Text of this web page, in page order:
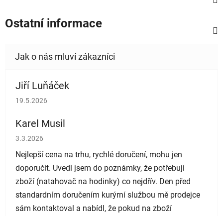
Ostatní informace
Jiří Luňáček
Hodnocení obchodu je 5 z 5 hvězdiček.
19.5.2026
Karel Musil
Hodnocení obchodu je 5 z 5 hvězdiček.
3.3.2026
Nejlepší cena na trhu, rychlé doručení, mohu jen
doporučit. Uvedl jsem do poznámky, že potřebuji
zboží (natahovač na hodinky) co nejdřív. Den před
standardním doručením kurýrní službou mě prodejce
sám kontaktoval a nabídl, že pokud na zboží